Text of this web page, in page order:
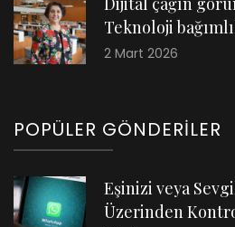
Teknoloji
2 Mart 2026
POPÜLER GÖNDERILER
Eşinizi veya
Üzerinden